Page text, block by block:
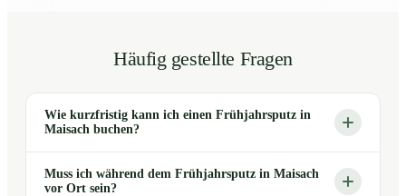
Häufig gestellte Fragen
Wie kurzfristig kann ich einen Frühjahrsputz in
Maisach buchen?
Muss ich während dem Frühjahrsputz in Maisach
vor Ort sein?